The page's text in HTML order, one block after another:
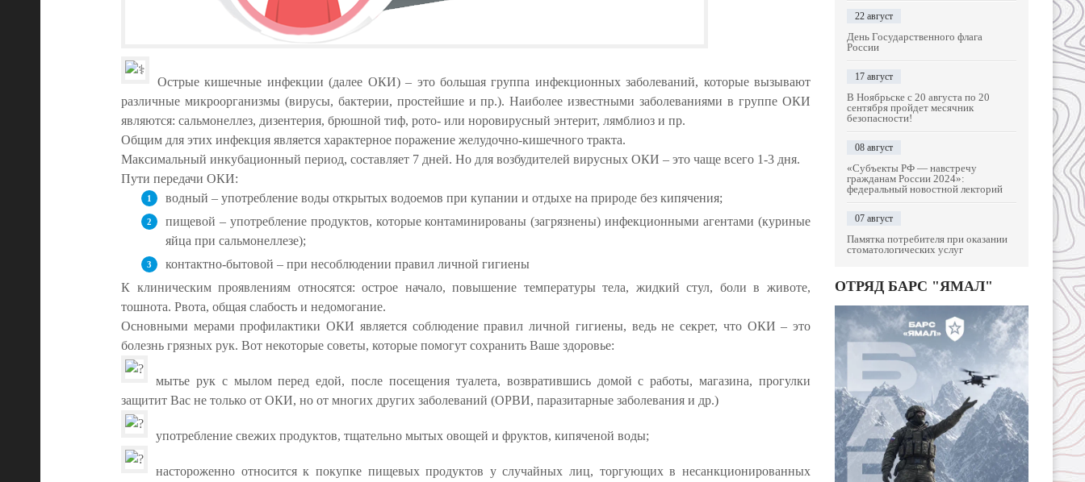
Острые кишечные инфекции (далее ОКИ) – это большая группа инфекционных заболеваний, которые вызывают
различные микроорганизмы (вирусы, бактерии, простейшие и пр.). Наиболее известными заболеваниями в группе ОКИ
являются: сальмонеллез, дизентерия, брюшной тиф, рото- или норовирусный энтерит, лямблиоз и пр.
Общим для этих инфекция является характерное поражение желудочно-кишечного тракта.
Максимальный инкубационный период, составляет 7 дней. Но для возбудителей вирусных ОКИ – это чаще всего 1-3 дня.
Пути передачи ОКИ:
водный – употребление воды открытых водоемов при купании и отдыхе на природе без кипячения;
пищевой – употребление продуктов, которые контаминированы (загрязнены) инфекционными агентами (куриные
яйца при сальмонеллезе);
контактно-бытовой – при несоблюдении правил личной гигиены
К клиническим проявлениям относятся: острое начало, повышение температуры тела, жидкий стул, боли в животе,
тошнота. Рвота, общая слабость и недомогание.
Основными мерами профилактики ОКИ является соблюдение правил личной гигиены, ведь не секрет, что ОКИ – это
болезнь грязных рук. Вот некоторые советы, которые помогут сохранить Ваше здоровье:
мытье рук с мылом перед едой, после посещения туалета, возвратившись домой с работы, магазина, прогулки
защитит Вас не только от ОКИ, но от многих других заболеваний (ОРВИ, паразитарные заболевания и др.)
употребление свежих продуктов, тщательно мытых овощей и фруктов, кипяченой воды;
настороженно относится к покупке пищевых продуктов у случайных лиц, торгующих в несанкционированных
22 август
День Государственного флага
России
17 август
В Ноябрьске с 20 августа по 20
сентября пройдет месячник
безопасности!
08 август
«Субъекты РФ — навстречу
гражданам России 2024»:
федеральный новостной лекторий
07 август
Памятка потребителя при оказании
стоматологических услуг
ОТРЯД БАРС "ЯМАЛ"